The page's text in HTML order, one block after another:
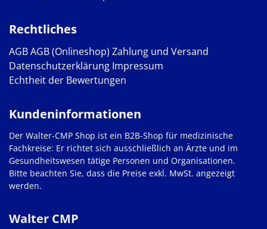
Rechtliches
AGBAGB (Onlineshop) Zahlung und Versand
Datenschutzerklärung Impressum
Echtheit der Bewertungen
Walter CMP
Kundeninformationen
Der Walter-CMP Shop ist ein B2B-Shop für medizinische
Fachkreise: Er richtet sich ausschließlich an Ärzte und im
Gesundheitswesen tätige Personen und Organisationen.
Bitte beachten Sie, dass die Preise exkl. MwSt. angezeigt
werden.